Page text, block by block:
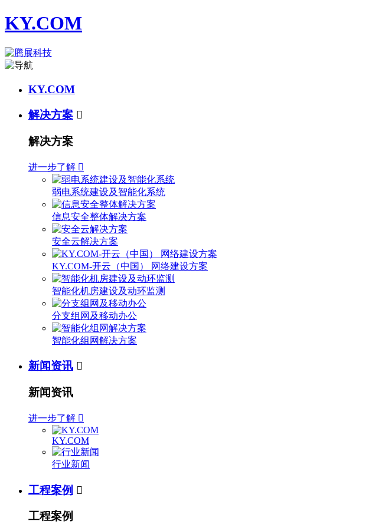
KY.COM
KY.COM
解决方案 
解决方案
进一步了解 
弱电系统建设及智能化系统
信息安全整体解决方案
安全云解决方案
KY.COM-开云（中国） 网络建设方案
智能化机房建设及动环监测
分支组网及移动办公
智能化组网解决方案
新闻资讯 
新闻资讯
进一步了解 
KY.COM
行业新闻
工程案例 
工程案例